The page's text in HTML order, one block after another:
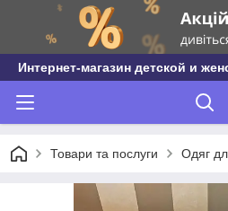
Интернет-магазин детской и
Товари та послуги Одяг